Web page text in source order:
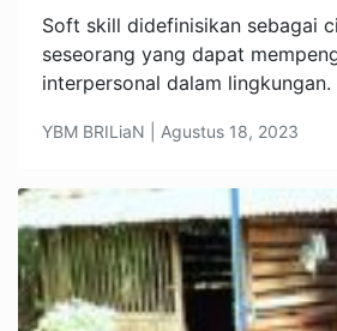
Soft skill didefinisikan sebagai
seseorang yang dapat
interpersonal dalam lingkungan.
YBM BRILiaN | Agustus 18, 2023